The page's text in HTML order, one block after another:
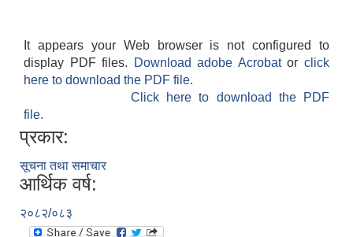
It appears your Web browser is not configured to
display PDF files.
Download adobe Acrobatorclick
here to download the PDF file.
Click here to download the PDF
file.
प्रकार:
सूचना तथा समाचार
आर्थिक वर्ष:
२०८२/०८३